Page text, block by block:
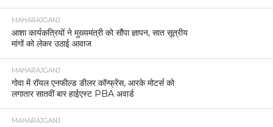
MAHARAJGANJ
आशा कार्यकत्रियों ने मुख्यमंत्री को सौंपा ज्ञापन, सात सूत्रीय
मांगों को लेकर उठाई आवाज
MAHARAJGANJ
गोवा में रॉयल एनफील्ड डीलर कॉन्फ्रेंस, आरके मोटर्स को
लगातार सातवीं बार हाईएस्ट PBA अवार्ड
MAHARAJGANJ